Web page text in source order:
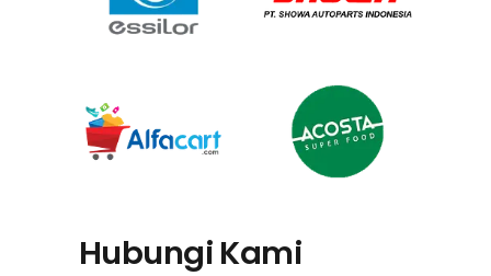
Hubungi Kami